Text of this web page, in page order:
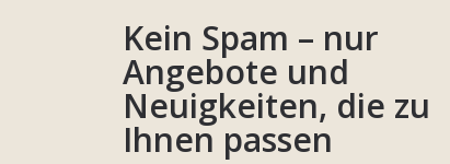
Kein Spam – nur
Angebote und
Neuigkeiten, die zu
Ihnen passen